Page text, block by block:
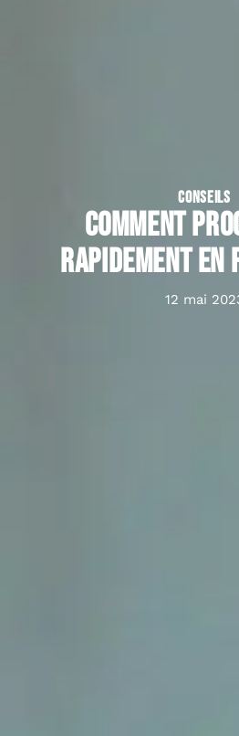
CONSEILS
Comment
rapidement en
12 mai